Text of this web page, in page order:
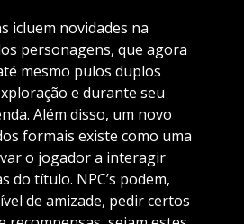
icluem novidades na
personagens, que agora
mesmo pulos duplos
e durante seu
Além disso, um novo
formais existe como uma
o jogador a interagir
do título. NPC’s podem,
de amizade, pedir certos